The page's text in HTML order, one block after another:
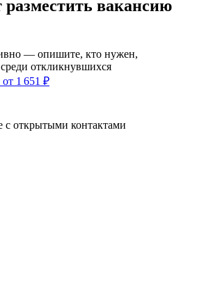
вакансию
— опишите, кто нужен,
откликнувшихся
от 1 651 ₽
открытыми контактами